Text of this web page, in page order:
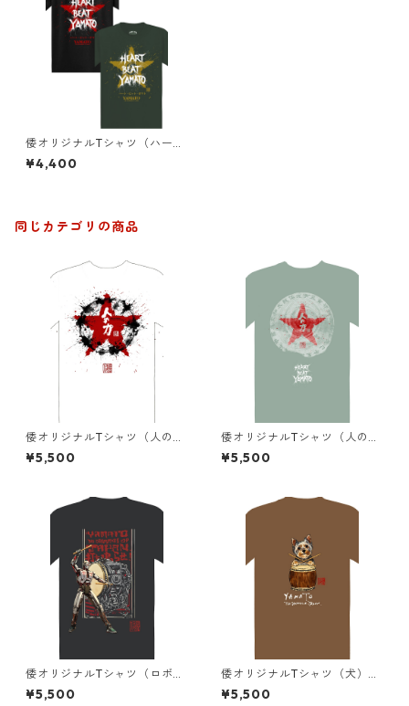
倭オリジナルTシャツ（ハート
ビートヤマト）2色
¥4,400
同じカテゴリの商品
倭オリジナルTシャツ（人の力
１）白
¥5,500
倭オリジナルTシャツ（人の力
２）ミントグリーン
¥5,500
倭オリジナルTシャツ（ロボッ
ト）黒+ビンテージ加工
¥5,500
倭オリジナルTシャツ（犬）茶
色+ビンテージ加工
¥5,500